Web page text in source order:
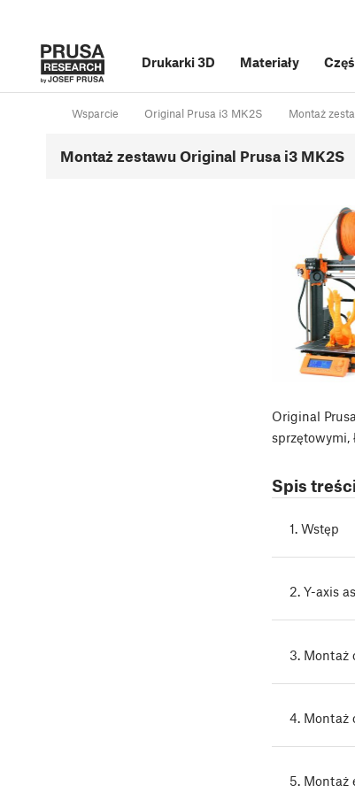
Drukarki 3D Materiały
Wsparcie Original Prusa i3 MK2S Montaż
Montaż zestawu Original Prusa i3 MK2S
Original
sprzętowymi,
Spis
1. Wstęp
2. Y-axis
3. Montaż
4. Montaż
5. Montaż